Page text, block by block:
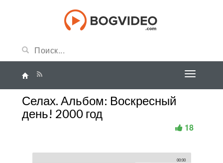
Селах. Альбом: Воскресный
день! 2000 год
18
00:00